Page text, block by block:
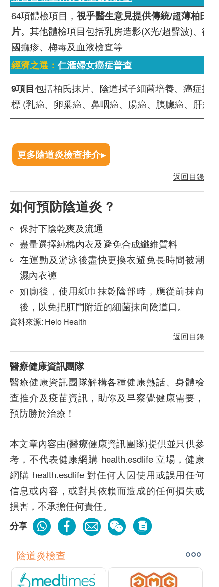
64項體檢項目， 視乎醫生意見提供傳統/超薄柏氏抹
片。 其他體檢項目包括乳房造影(X光/超聲波)、德
國痲疹、梅毒及血液檢查等
經濟之選： 仁滙婦女癌症普查
9項目包括柏氏抹片、陰道拭子細菌培養、癌症指
標 (乳癌、卵巢癌、鼻咽癌、腸癌、胰臟癌、肝癌)
更多陰道炎檢查推介▸
返回目錄
如何預防陰道炎 ?
保持下陰乾爽及流通
盡量選擇純棉內衣及避免合成纖維質料
在運動及游泳後盡快更換衣避免長時間被潮
濕內衣褲
如廁後，使用紙巾抹乾陰部時，應從前抹向
後，以免把肛門附近的細菌抹向陰道口。
資料來源: Helo Health
返回目錄
醫療健康資訊團隊
醫療健康資訊團隊解構各種健康熱話、身體檢
查推介及疫苗資訊，助你及早察覺健康需要，
預防勝於治療！
本文章內容由(醫療健康資訊團隊)提供並只供參
考，不代表健康網購 health.esdlife 立場，健康
網購 health.esdlife 對任何人因使用或誤用任何
信息或內容，或對其依賴而造成的任何損失或
損害，不承擔任何責任。
分享
陰道炎檢查